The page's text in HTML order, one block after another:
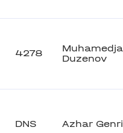
4278
Duzenov
DNS Azhar Genri